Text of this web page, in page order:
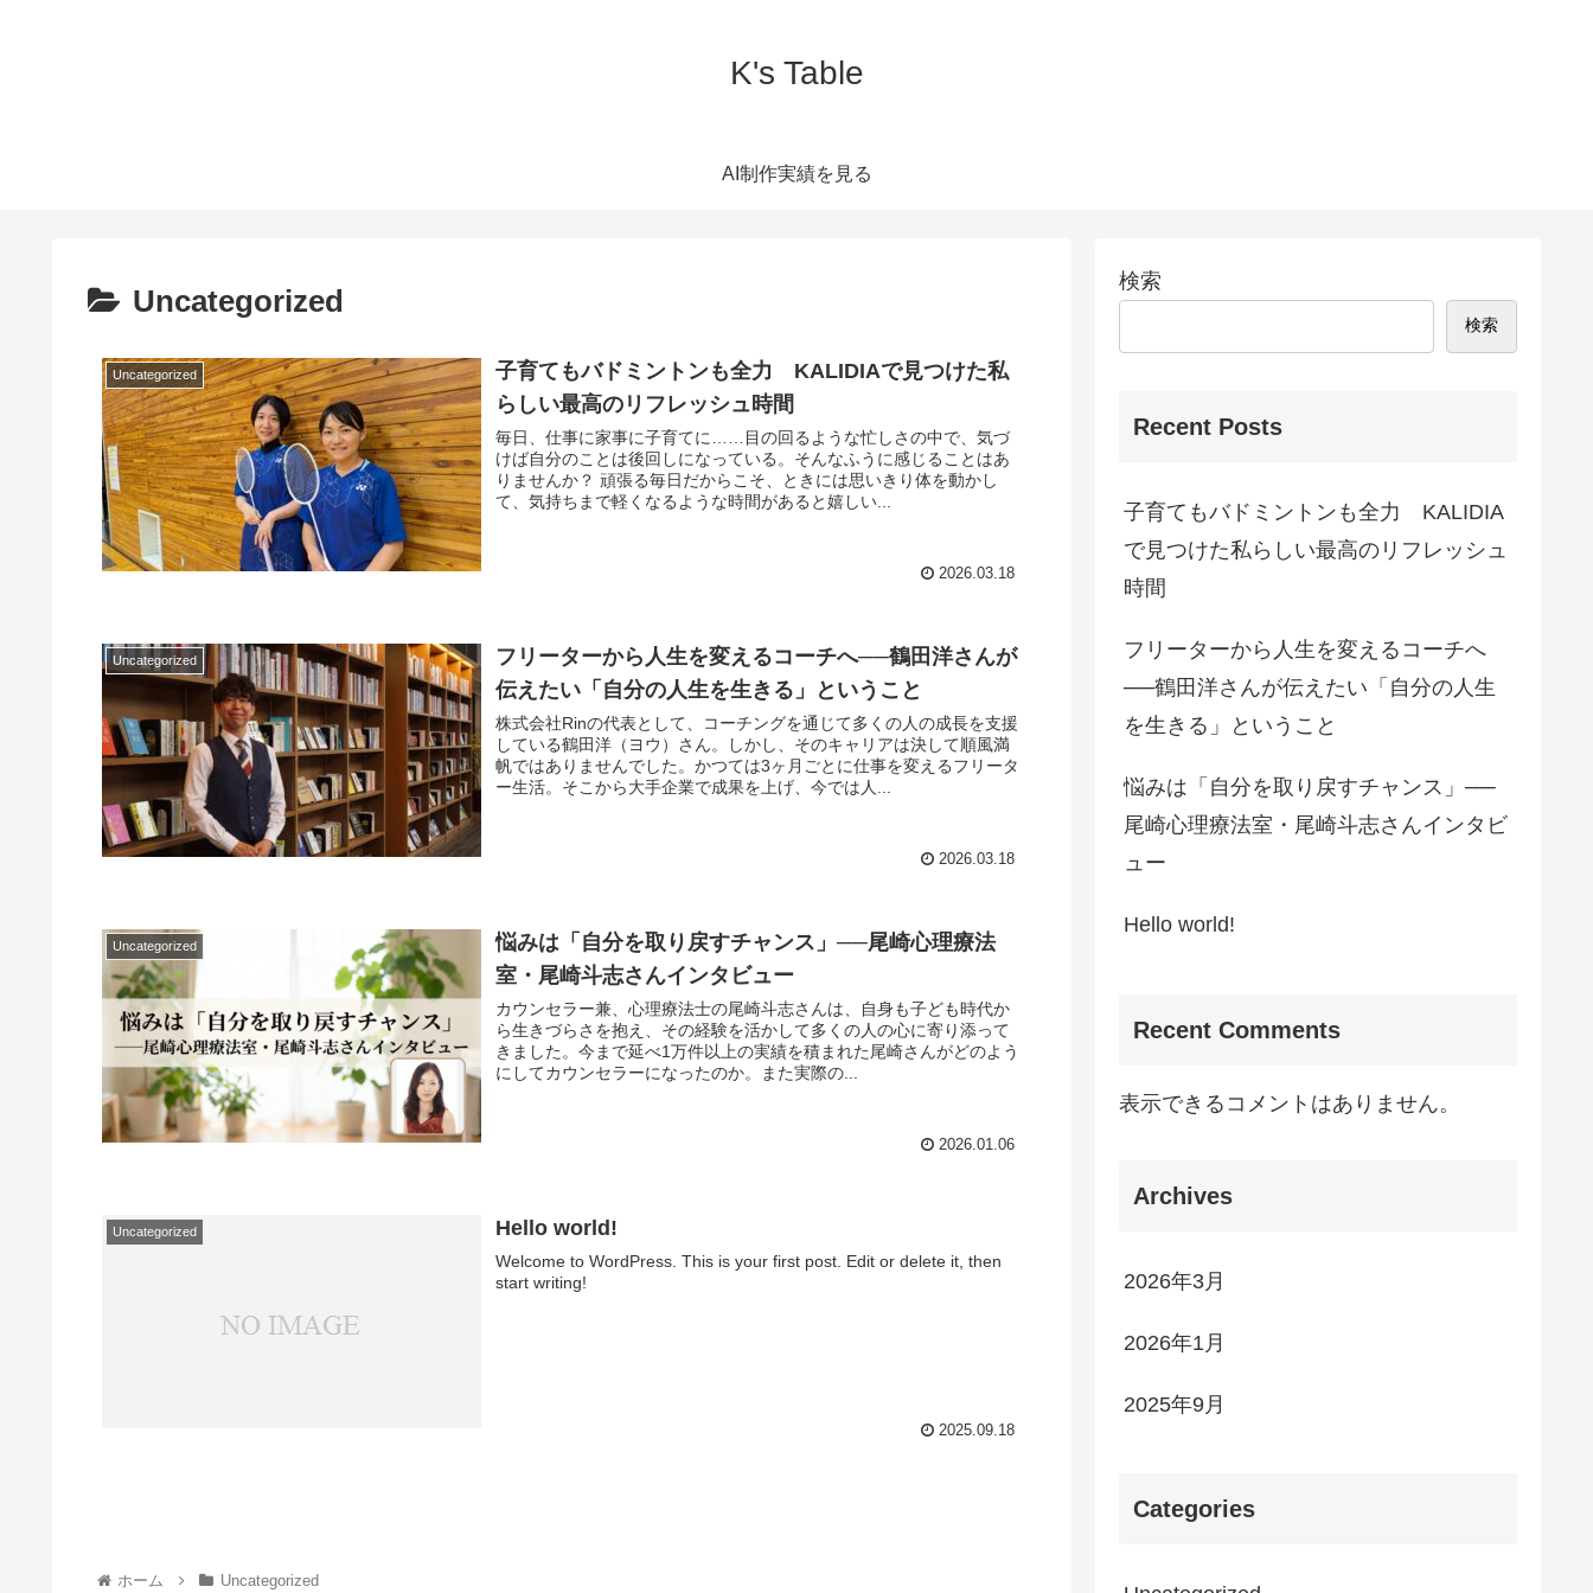
K's Table
AI制作実績を見る
Uncategorized
Uncategorized
子育てもバドミントンも全力 KALIDIAで見つけた私
らしい最高のリフレッシュ時間
毎日、仕事に家事に子育てに……目の回るような忙しさの中で、気づ
けば自分のことは後回しになっている。そんなふうに感じることはあ
りませんか？ 頑張る毎日だからこそ、ときには思いきり体を動かし
て、気持ちまで軽くなるような時間があると嬉しい...
2026.03.18
Uncategorized
フリーターから人生を変えるコーチへ──鶴田洋さんが
伝えたい「自分の人生を生きる」ということ
株式会社Rinの代表として、コーチングを通じて多くの人の成長を支援
している鶴田洋（ヨウ）さん。しかし、そのキャリアは決して順風満
帆ではありませんでした。かつては3ヶ月ごとに仕事を変えるフリータ
ー生活。そこから大手企業で成果を上げ、今では人...
2026.03.18
Uncategorized
悩みは「自分を取り戻すチャンス」──尾崎心理療法
室・尾崎斗志さんインタビュー
カウンセラー兼、心理療法士の尾崎斗志さんは、自身も子ども時代か
ら生きづらさを抱え、その経験を活かして多くの人の心に寄り添って
きました。今まで延べ1万件以上の実績を積まれた尾崎さんがどのよう
にしてカウンセラーになったのか。また実際の...
2026.01.06
Uncategorized Hello world!
Welcome to WordPress. This is your first post. Edit or delete it, then
start writing!
2025.09.18
ホーム Uncategorized
検索
検索
Recent Posts
子育てもバドミントンも全力 KALIDIA
で見つけた私らしい最高のリフレッシュ
時間
フリーターから人生を変えるコーチへ
──鶴田洋さんが伝えたい「自分の人生
を生きる」ということ
悩みは「自分を取り戻すチャンス」──
尾崎心理療法室・尾崎斗志さんインタビ
ュー
Hello world!
Recent Comments
表示できるコメントはありません。
Archives
2026年3月
2026年1月
2025年9月
Categories